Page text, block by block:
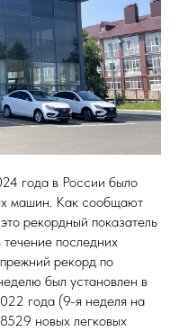
года в России было
машин. Как сообщают
рекордный показатель
последних
рекорд по
был установлен в
года (9-я неделя на
новых легковых